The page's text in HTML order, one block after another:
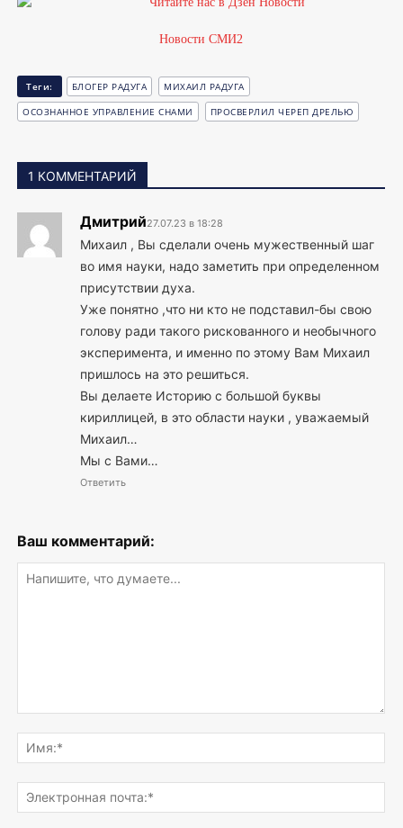
Новости СМИ2
Теги: БЛОГЕР РАДУГА
МИХАИЛ РАДУГА
ОСОЗНАННОЕ УПРАВЛЕНИЕ СНАМИ
ПРОСВЕРЛИЛ ЧЕРЕП ДРЕЛЬЮ
1 КОММЕНТАРИЙ
Дмитрий27.07.23 в 18:28
Михаил , Вы сделали очень мужественный шаг
во имя науки, надо заметить при определенном
присутствии духа.
Уже понятно ,что ни кто не подставил-бы свою
голову ради такого рискованного и необычного
эксперимента, и именно по этому Вам Михаил
пришлось на это решиться.
Вы делаете Историю с большой буквы
кириллицей, в это области науки , уважаемый
Михаил…
Мы с Вами…
Ответить
Ваш комментарий:
что
думаете...